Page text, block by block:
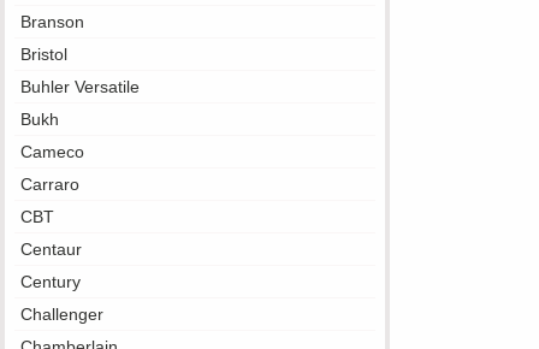
Branson
Bristol
Buhler Versatile
Bukh
Cameco
Carraro
CBT
Centaur
Century
Challenger